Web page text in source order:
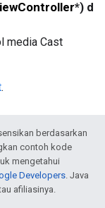
*)
media Cast
.
berdasarkan
contoh kode
mengetahui
Developers . Java
afiliasinya.